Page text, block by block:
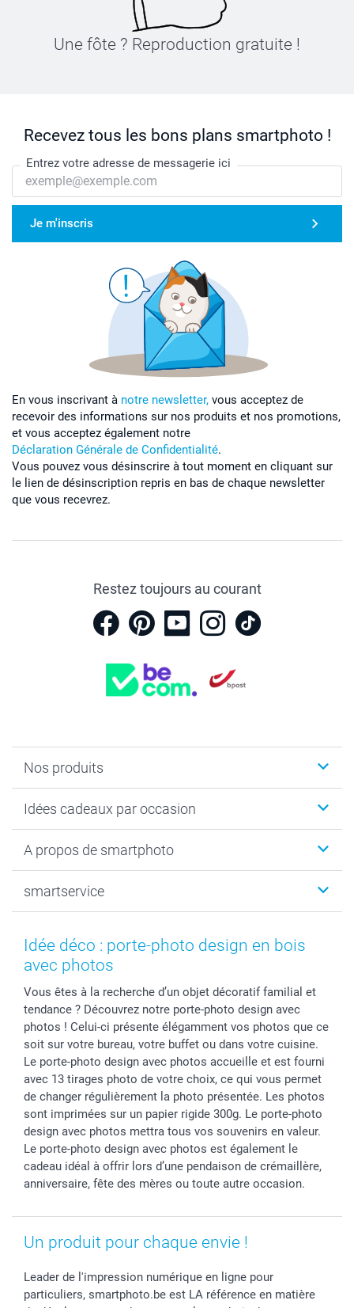
Une fôte ? Reproduction gratuite !
Recevez tous les bons plans smartphoto !
Entrez votre adresse de messagerie ici
Je m'inscris
En vous inscrivant à notre newsletter, vous acceptez de
recevoir des informations sur nos produits et nos promotions,
et vous acceptez également notre
Déclaration Générale de Confidentialité.
Vous pouvez vous désinscrire à tout moment en cliquant sur
le lien de désinscription repris en bas de chaque newsletter
que vous recevrez.
Restez toujours au courant
Nos produits
Cadeaux photo
Tirage photo & agrandissement
MyNameBook
Stickers & Etiquettes
Cadres photo, accessoires déco & bonbons
Dénicheur d'idées cadeau
Idées cadeaux par occasion
Anniversaire
Fin d'études
Naissance & baptême
Fête des Pères
Rentrée des classes
Communion
Saint-Valentin
Vacances
A propos de smartphoto
Durabilité
Conditions
Droit de rétraction
Conditions générales
Vie privée
Gestion des cookies
Tarifs
Investisseurs
Droit de rétractation
smartservice
smartgarantie
smartbonus
Modes de paiement
Modes de livraison
Grandes Quantités
Statut de ma commande
Idée déco : porte-photo design en bois
avec photos
Vous êtes à la recherche d’un objet décoratif familial et
tendance ? Découvrez notre porte-photo design avec
photos ! Celui-ci présente élégamment vos photos que ce
soit sur votre bureau, votre buffet ou dans votre cuisine.
Le porte-photo design avec photos accueille et est fourni
avec 13 tirages photo de votre choix, ce qui vous permet
de changer régulièrement la photo présentée. Les photos
sont imprimées sur un papier rigide 300g. Le porte-photo
design avec photos mettra tous vos souvenirs en valeur.
Le porte-photo design avec photos est également le
cadeau idéal à offrir lors d’une pendaison de crémaillère,
anniversaire, fête des mères ou toute autre occasion.
Un produit pour chaque envie !
Leader de l'impression numérique en ligne pour
particuliers, smartphoto.be est LA référence en matière